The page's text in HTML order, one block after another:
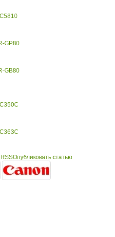
GP80
GB80
RSSОпубликовать статью